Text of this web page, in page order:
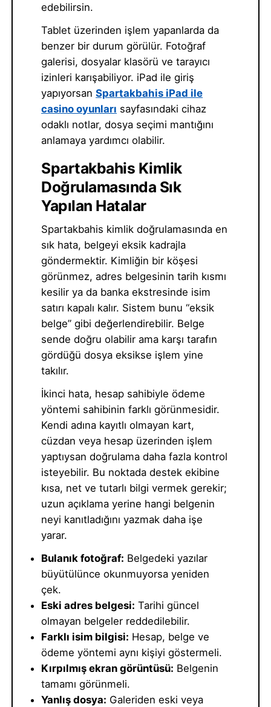
edebilirsin.
Tablet üzerinden işlem yapanlarda da
benzer bir durum görülür. Fotoğraf
galerisi, dosyalar klasörü ve tarayıcı
izinleri karışabiliyor. iPad ile giriş
yapıyorsanSpartakbahis iPad ile
casino oyunları sayfasındaki cihaz
odaklı notlar, dosya seçimi mantığını
anlamaya yardımcı olabilir.
Spartakbahis Kimlik
Doğrulamasında Sık
Yapılan Hatalar
Spartakbahis kimlik doğrulamasında en
sık hata, belgeyi eksik kadrajla
göndermektir. Kimliğin bir köşesi
görünmez, adres belgesinin tarih kısmı
kesilir ya da banka ekstresinde isim
satırı kapalı kalır. Sistem bunu “eksik
belge” gibi değerlendirebilir. Belge
sende doğru olabilir ama karşı tarafın
gördüğü dosya eksikse işlem yine
takılır.
İkinci hata, hesap sahibiyle ödeme
yöntemi sahibinin farklı görünmesidir.
Kendi adına kayıtlı olmayan kart,
cüzdan veya hesap üzerinden işlem
yaptıysan doğrulama daha fazla kontrol
isteyebilir. Bu noktada destek ekibine
kısa, net ve tutarlı bilgi vermek gerekir;
uzun açıklama yerine hangi belgenin
neyi kanıtladığını yazmak daha işe
yarar.
Bulanık fotoğraf: Belgedeki yazılar
büyütülünce okunmuyorsa yeniden
çek.
Eski adres belgesi: Tarihi güncel
olmayan belgeler reddedilebilir.
Farklı isim bilgisi: Hesap, belge ve
ödeme yöntemi aynı kişiyi göstermeli.
Kırpılmış ekran görüntüsü: Belgenin
tamamı görünmeli.
Yanlış dosya: Galeriden eski veya